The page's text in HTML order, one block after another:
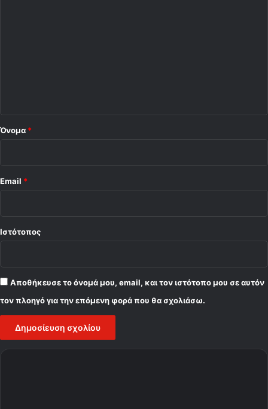
Όνομα *
Email *
Ιστότοπος
Αποθήκευσε το όνομά μου, email, και τον ιστότοπο μου σε αυτόν
τον πλοηγό για την επόμενη φορά που θα σχολιάσω.